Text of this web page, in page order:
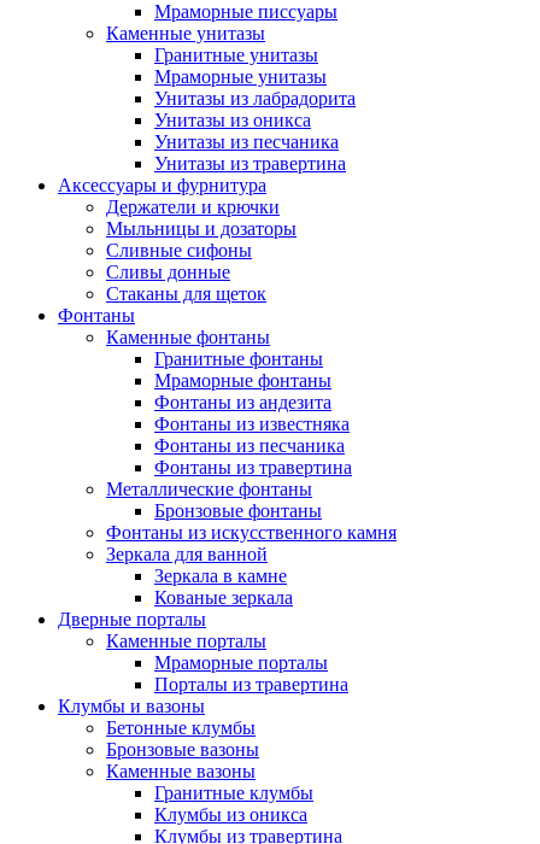
Мраморные писсуары
Каменные унитазы
Гранитные унитазы
Мраморные унитазы
Унитазы из лабрадорита
Унитазы из оникса
Унитазы из песчаника
Унитазы из травертина
Аксессуары и фурнитура
Держатели и крючки
Мыльницы и дозаторы
Сливные сифоны
Сливы донные
Стаканы для щеток
Фонтаны
Каменные фонтаны
Гранитные фонтаны
Мраморные фонтаны
Фонтаны из андезита
Фонтаны из известняка
Фонтаны из песчаника
Фонтаны из травертина
Металлические фонтаны
Бронзовые фонтаны
Фонтаны из искусственного камня
Зеркала для ванной
Зеркала в камне
Кованые зеркала
Дверные порталы
Каменные порталы
Мраморные порталы
Порталы из травертина
Клумбы и вазоны
Бетонные клумбы
Бронзовые вазоны
Каменные вазоны
Гранитные клумбы
Клумбы из оникса
Клумбы из травертина